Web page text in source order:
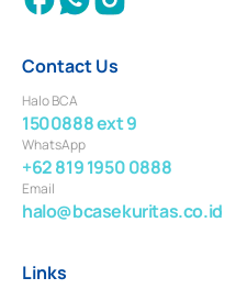
Contact Us
Halo BCA
1500888 ext 9
WhatsApp
+62 819 1950 0888
Email
halo@bcasekuritas.co.id
Links